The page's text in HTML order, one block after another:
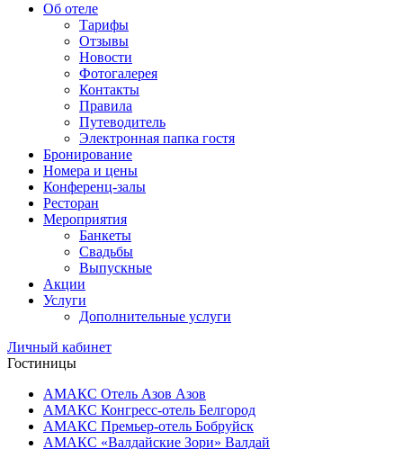
Об отеле
Тарифы
Отзывы
Новости
Фотогалерея
Контакты
Правила
Путеводитель
Электронная папка гостя
Бронирование
Номера и цены
Конференц-залы
Ресторан
Мероприятия
Банкеты
Свадьбы
Выпускные
Акции
Услуги
Дополнительные услуги
Личный кабинет
Гостиницы
АМАКС Отель ‎Азов Азов
АМАКС Конгресс-отель Белгород
АМАКС Премьер-отель Бобруйск
АМАКС «‎Валдайские Зори» Валдай